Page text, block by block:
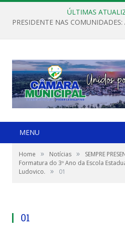
ÚLTIMAS
PRESIDENTE NAS
MENU
Home » Notícias »
SEMPRE
Formatura do 3º Ano da Escola
Ludovico.
» 01
01